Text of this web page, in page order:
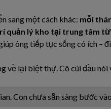
sang một cách khác: mỗi
quản lý kho tại trung tâm
ông tiếp tục sống có ích –
về lại biệt thự. Cô cúi đầu nói
Con chưa sẵn sàng bước